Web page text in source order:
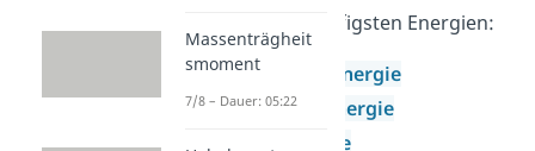
Das sind die häufigsten Energien:
potentielle Energie
kinetische Energie
Spannenergie
Massenträgheit
smoment
7/8 – Dauer: 05:22